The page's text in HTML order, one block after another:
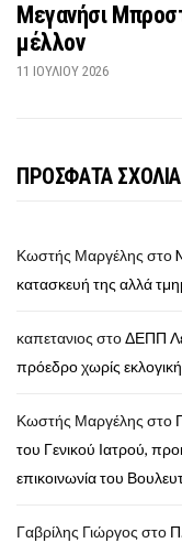
Μεγανήσι
μέλλον
11 ΙΟΥΛΊΟΥ 2026
ΠΡΟΣΦΑΤΑ ΣΧΟΛΙΑ
Κωστής Μαργέλης στο
κατασκευή της αλλά
καπετανιος στοΔΕΠΠ
πρόεδρο χωρίς εκλογική
Κωστής Μαργέλης στο
του Γενικού Ιατρού,
επικοινωνία του
Γαβρίλης Γιώργος στο